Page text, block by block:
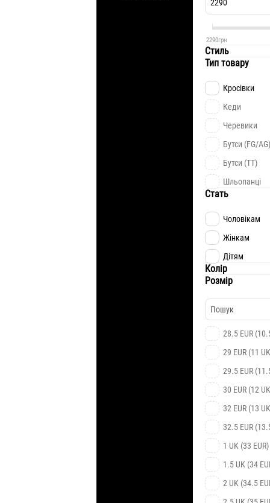
2290грн
Стиль
Тип товару
Кросівки
Кеди
Черевики
Бутси (FG/AG)
Бутси (TT)
Шльопанці
Стать
Чоловікам
Жінкам
Дітям
Колір
Розмір
28.5 EUR
29 EUR (11
29.5 EUR
30 EUR (12
32 EUR (13
32.5 EUR
1 UK (33 EUR)
1.5 UK (34
2 UK (34.5